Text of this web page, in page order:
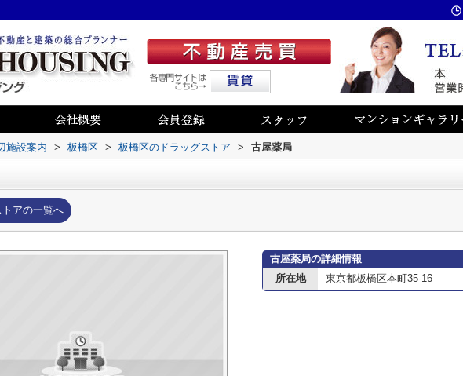
施設案内 > 板橋区 > 板橋区のドラッグストア > 古屋薬局
アの一覧へ
古屋薬局の詳細情報
所在地
東京都板橋区本町35-16